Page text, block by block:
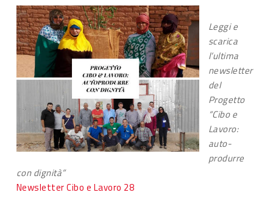
Leggi e
scarica
l’ultima
newsletter
del
Progetto
“Cibo e
Lavoro:
auto-
produrre
con dignità”
Newsletter Cibo e Lavoro 28